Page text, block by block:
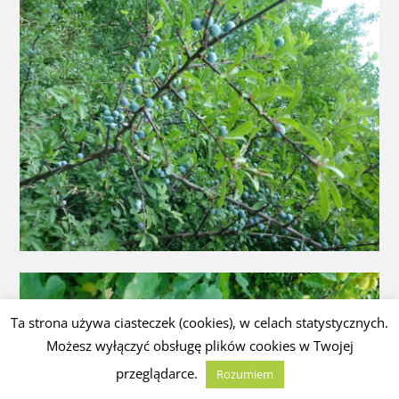
Ta strona używa ciasteczek (cookies), w celach statystycznych.
Możesz wyłączyć obsługę plików cookies w Twojej
przeglądarce.
Rozumiem